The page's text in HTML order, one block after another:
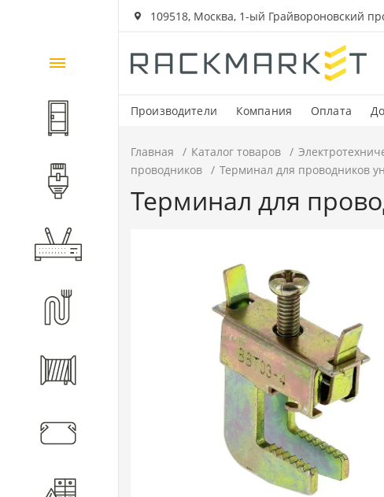
109518, Москва, 1-ый Грайвороновский
Производители Компания Оплата
Каталог
товаров
Шкафы и стойки
Компоненты СКС
Волоконно-оптические
Кабеленесущие системы
Главная Каталог товаров
проводников
Терминал для проводников
Терминал для